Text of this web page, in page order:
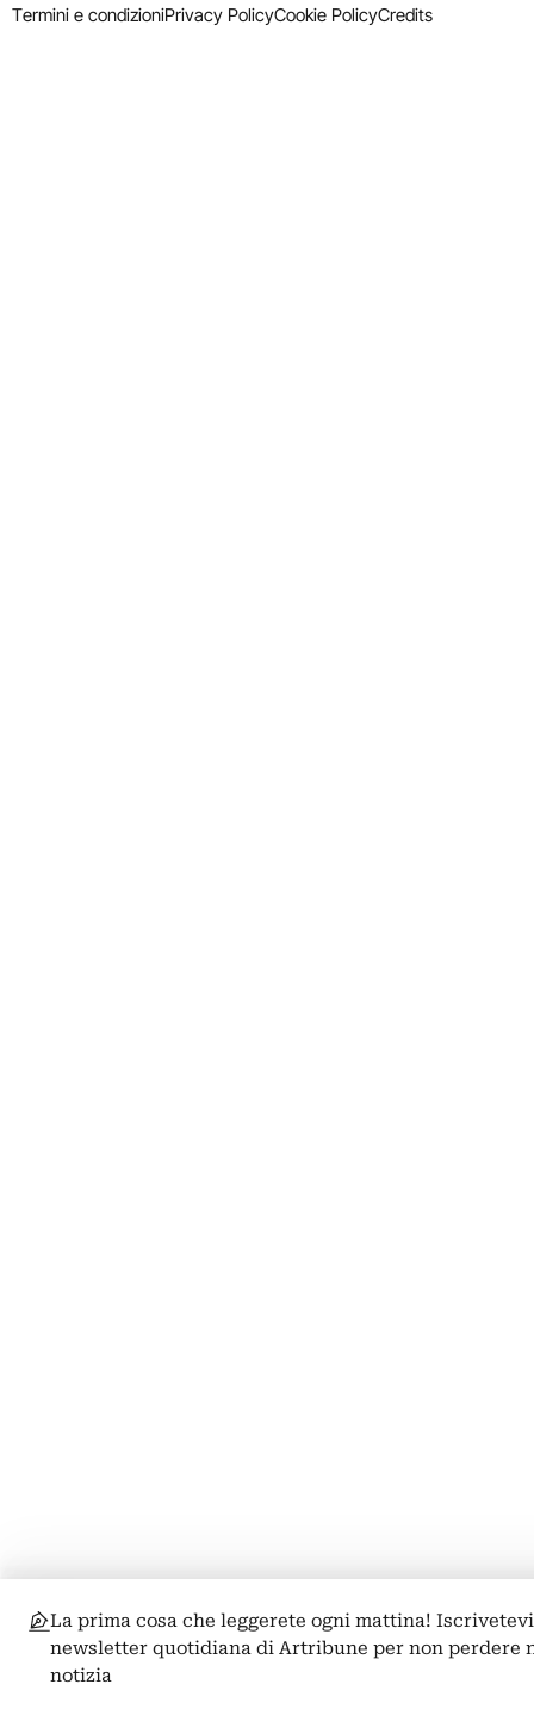
Termini e condizioniPrivacy PolicyCookie PolicyCredits
La prima cosa che leggerete ogni mattina!
newsletter quotidiana di Artribune per non perdere
notizia